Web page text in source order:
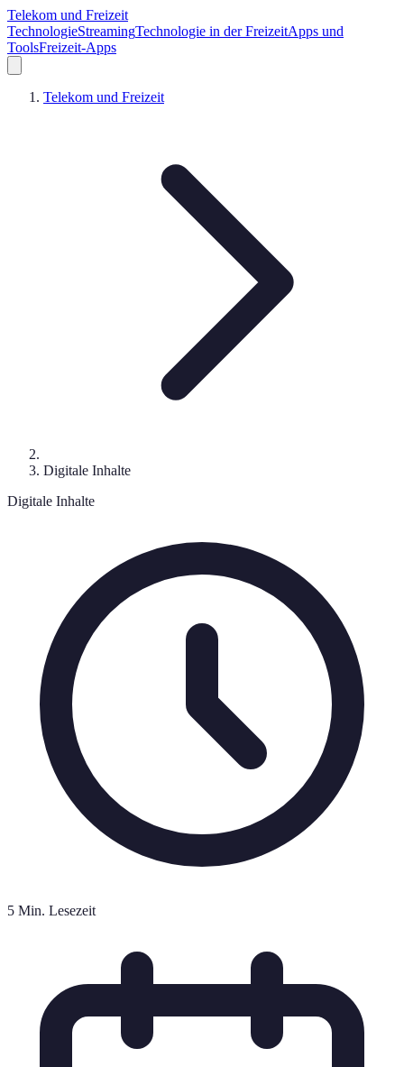
Telekom und Freizeit
TechnologieStreamingTechnologie in der FreizeitApps und
ToolsFreizeit-Apps
Telekom und Freizeit
Digitale Inhalte
Digitale Inhalte
5 Min. Lesezeit